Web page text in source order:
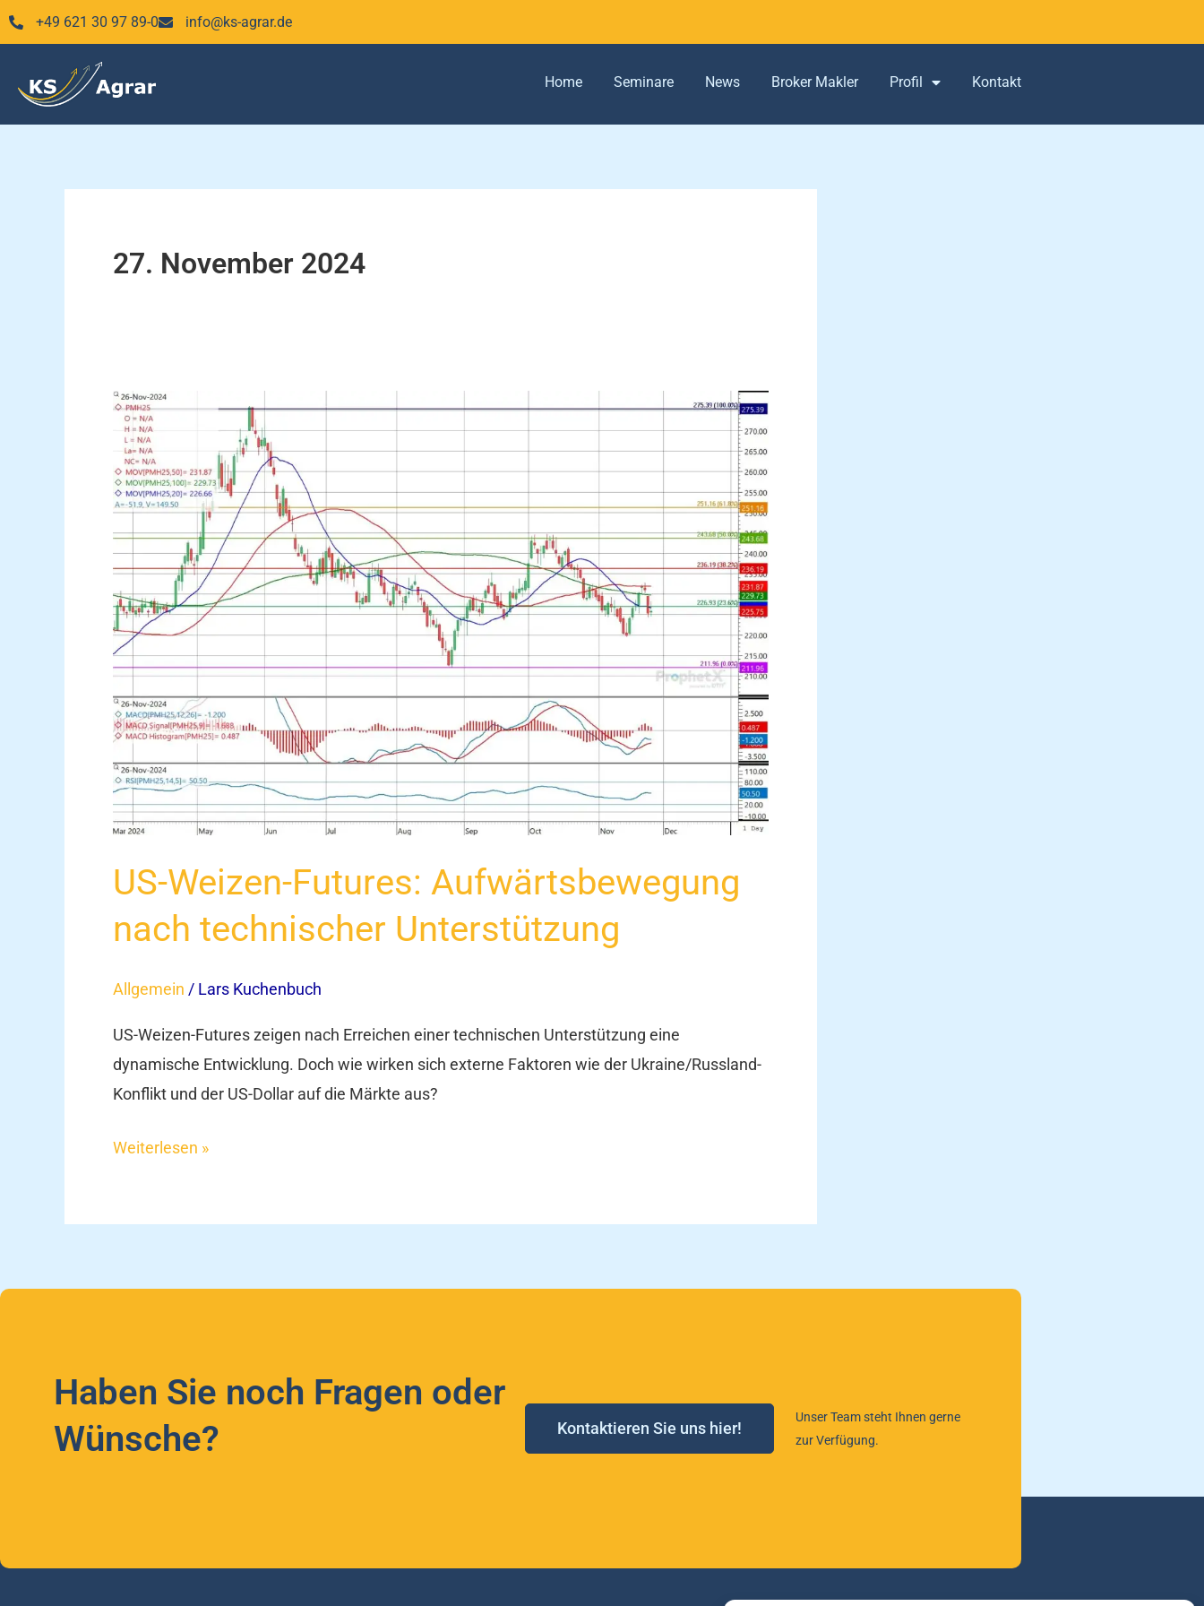
Zum
Inhalt
+49 621 30 97 89-0 info@ks-agrar.de
Home Seminare News Broker Makler Profil Kontakt
27. November 2024
US-Weizen-Futures: Aufwärtsbewegung
nach technischer Unterstützung
Allgemein / Lars Kuchenbuch
US-Weizen-Futures zeigen nach Erreichen einer technischen Unterstützung eine
dynamische Entwicklung. Doch wie wirken sich externe Faktoren wie der Ukraine/Russland-
Konflikt und der US-Dollar auf die Märkte aus?
US-
Weizen-
Futures:
Aufwärtsbewegung
technischer
Unterstützung
Weiterlesen »
Haben Sie noch Fragen oder
Wünsche?
Kontaktieren Sie uns hier!
Unser Team steht Ihnen gerne
zur Verfügung.